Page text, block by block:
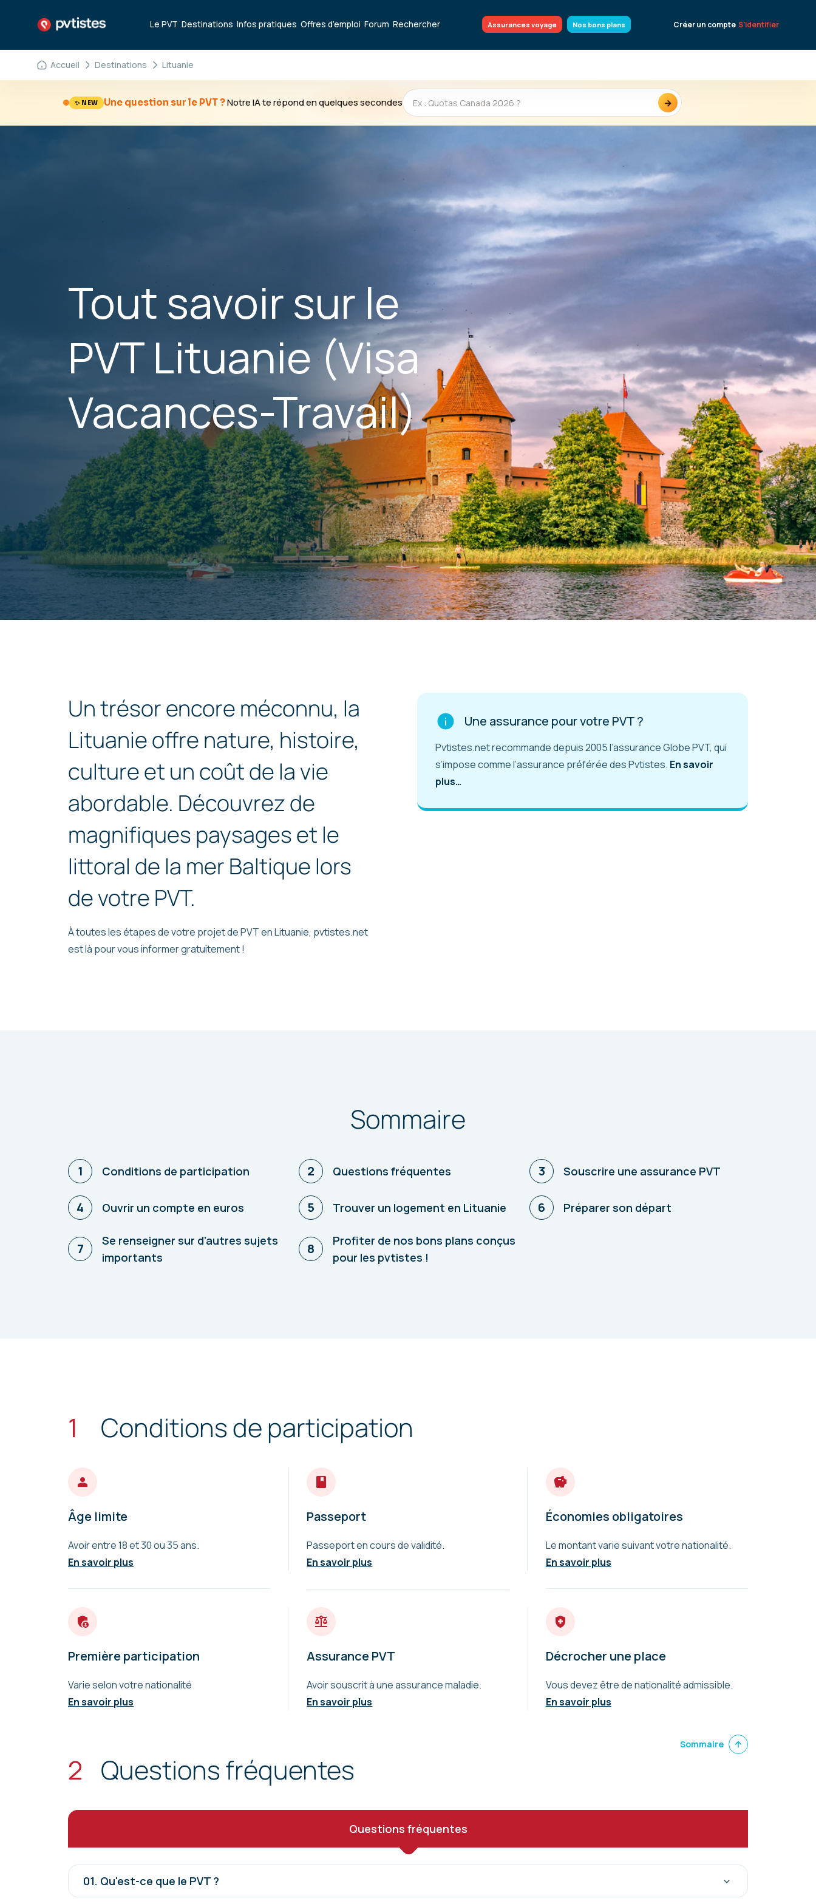
Le PVT Destinations Infos pratiques Offres d’emploi Forum Rechercher Assurances voyage Nos bons plans Créer un compte S'identifier
Accueil Destinations Lituanie
✨ NEW Une question sur le PVT ?Notre IA te répond en quelques secondes →
Tout savoir sur le
PVT Lituanie (Visa
Vacances-Travail)
Un trésor encore méconnu, la
Lituanie offre nature, histoire,
culture et un coût de la vie
abordable. Découvrez de
magnifiques paysages et le
littoral de la mer Baltique lors
de votre PVT.
À toutes les étapes de votre projet de PVT en Lituanie, pvtistes.net
est là pour vous informer gratuitement !
Une assurance pour votre PVT ?
Pvtistes.net recommande depuis 2005 l’assurance Globe PVT, qui
s’impose comme l’assurance préférée des Pvtistes. En savoir
plus…
Sommaire
1 Conditions de participation 2 Questions fréquentes 3 Souscrire une assurance PVT
4 Ouvrir un compte en euros 5 Trouver un logement en Lituanie 6 Préparer son départ
7
Se renseigner sur d'autres sujets
importants
8
Profiter de nos bons plans conçus
pour les pvtistes !
1 Conditions de participation
Âge limite
Avoir entre 18 et 30 ou 35 ans.
En savoir plus
Passeport
Passeport en cours de validité.
En savoir plus
Économies obligatoires
Le montant varie suivant votre nationalité.
En savoir plus
Première participation
Varie selon votre nationalité
En savoir plus
Assurance PVT
Avoir souscrit à une assurance maladie.
En savoir plus
Décrocher une place
Vous devez être de nationalité admissible.
En savoir plus
Sommaire
2 Questions fréquentes
Questions fréquentes
01. Qu'est-ce que le PVT ?